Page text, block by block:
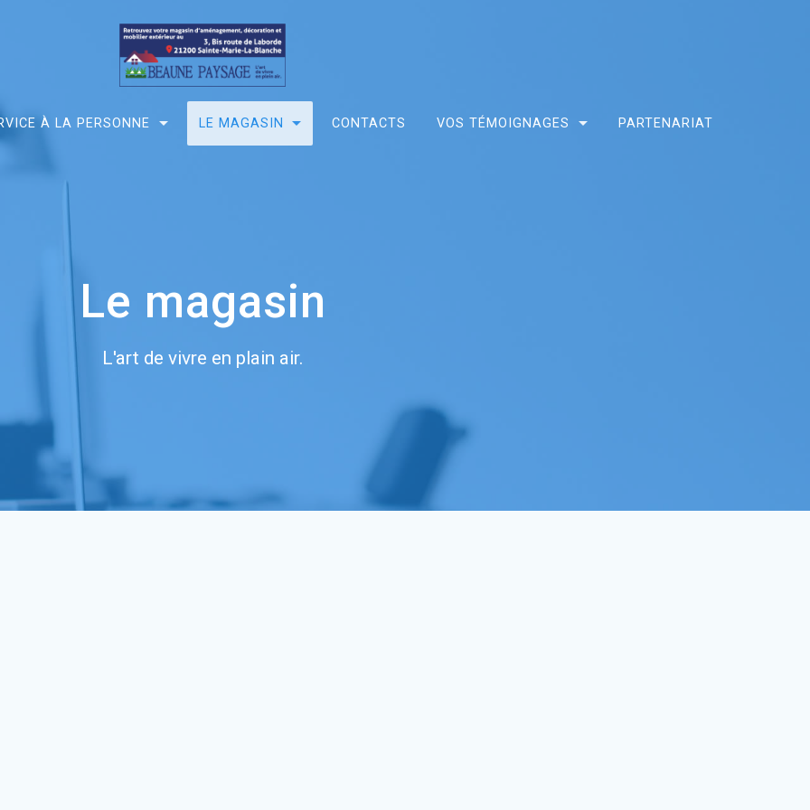
À LA PERSONNE LE MAGASIN CONTACTS VOS TÉMOIGNAGES PARTENARIAT
Le magasin
L'art de vivre en plain air.